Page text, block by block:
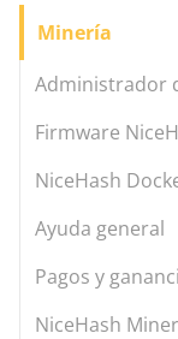
Minería
Administrador
Firmware
NiceHash
Ayuda general
Pagos y
NiceHash Miner